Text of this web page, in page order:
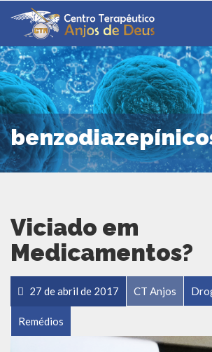
Viciado em
Medicamentos?
27 de abril de 2017 CT Anjos
Remédios